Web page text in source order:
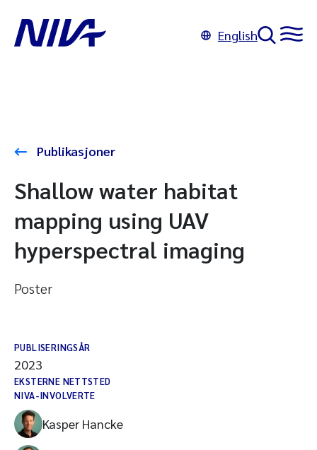
English
Publikasjoner
Shallow water habitat
mapping using UAV
hyperspectral imaging
Poster
PUBLISERINGSÅR
2023
EKSTERNE NETTSTED
NIVA-INVOLVERTE
Kasper Hancke